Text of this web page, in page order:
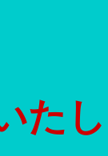
たし